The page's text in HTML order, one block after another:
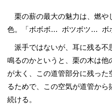
栗の薪の最大の魅力は、燃や
色。「ボボボ… ボツボツ… ボ
派手ではないが、耳に残る不
鳴るのかというと、栗の木は他
が太く、この道管部分に残っ
るためで、この空気が道管か
続ける。